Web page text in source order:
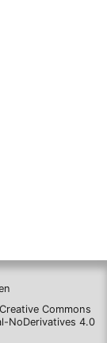
Commons
NoDerivatives 4.0